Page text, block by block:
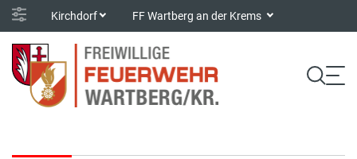
Kirchdorf FF Wartberg an der Krems